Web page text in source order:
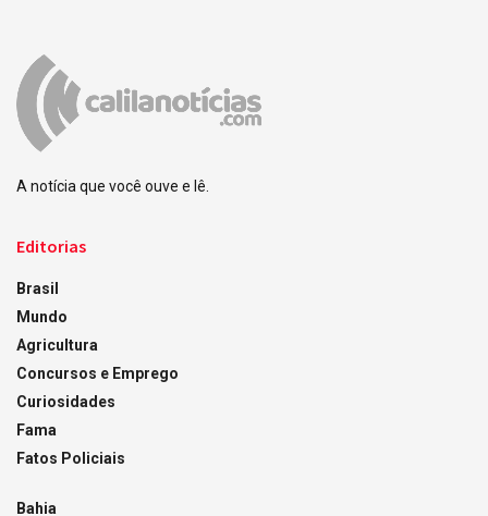
A notícia que você ouve e lê.
Editorias
Brasil
Mundo
Agricultura
Concursos e Emprego
Curiosidades
Fama
Fatos Policiais
Bahia